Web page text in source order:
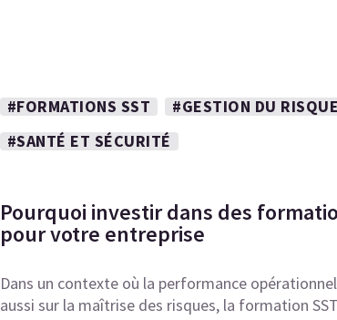
#FORMATIONS SST #GESTION DU RISQUE
#SANTÉ ET SÉCURITÉ
Pourquoi investir dans des
pour votre entreprise
Dans un contexte où la performance
aussi sur la maîtrise des risques, la formation